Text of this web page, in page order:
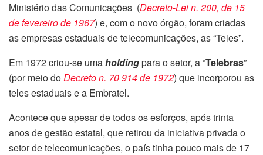
Ministério das Comunicações (Decreto-Lei n. 200, de 15
de fevereiro de 1967) e, com o novo órgão, foram criadas
as empresas estaduais de telecomunicações, as “Teles”.
Em 1972 criou-se umaholdingpara o setor, a “Telebras”
(por meio doDecreto n. 70 914 de 1972) que incorporou as
teles estaduais e a Embratel.
Acontece que apesar de todos os esforços, após trinta
anos de gestão estatal, que retirou da iniciativa privada o
setor de telecomunicações, o país tinha pouco mais de 17